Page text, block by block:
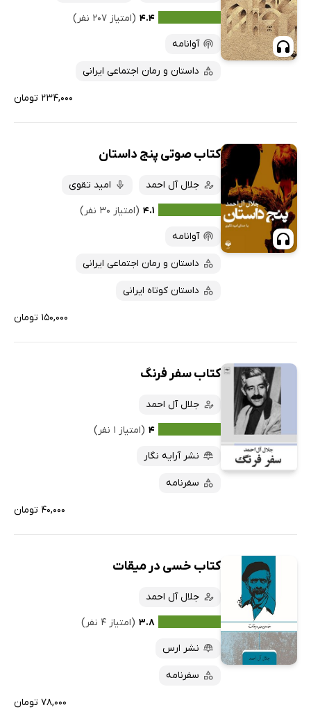
۴.۴ (امتیاز ۲۰۷ نفر)
آوانامه
داستان و رمان اجتماعی ایرانی
۲۳۴,۰۰۰ تومان
کتاب صوتی پنج داستان
جلال آل احمد
امید تقوی
۴.۱ (امتیاز ۳۰ نفر)
آوانامه
داستان و رمان اجتماعی ایرانی
داستان کوتاه ایرانی
۱۵۰,۰۰۰ تومان
کتاب سفر فرنگ
جلال آل احمد
۴ (امتیاز ۱ نفر)
نشر آرایه نگار
سفرنامه
۴۰,۰۰۰ تومان
کتاب خسی در میقات
جلال آل احمد
۳.۸ (امتیاز ۴ نفر)
نشر ارس
سفرنامه
۷۸,۰۰۰ تومان